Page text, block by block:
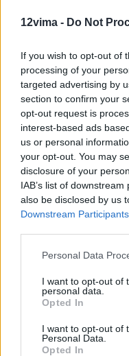
12vima - Do Not
If you wish to opt-out of
processing of your
targeted advertising by
section to confirm your
opt-out request is
interest-based ads
us or personal
your opt-out. You may
disclosure of your
IAB’s list of
also be disclosed by us
Downstream Participants
Personal Data
I want to opt-out of
personal data.
Opted In
I want to opt-out of
Personal Data.
Opted In